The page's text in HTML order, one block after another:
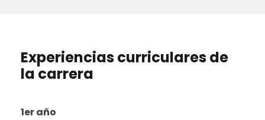
Experiencias curriculares de
la carrera
1er año